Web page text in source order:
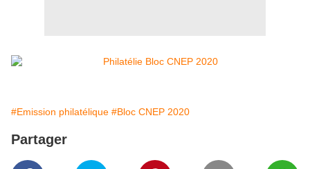
#Emission philatélique #Bloc CNEP 2020
Partager